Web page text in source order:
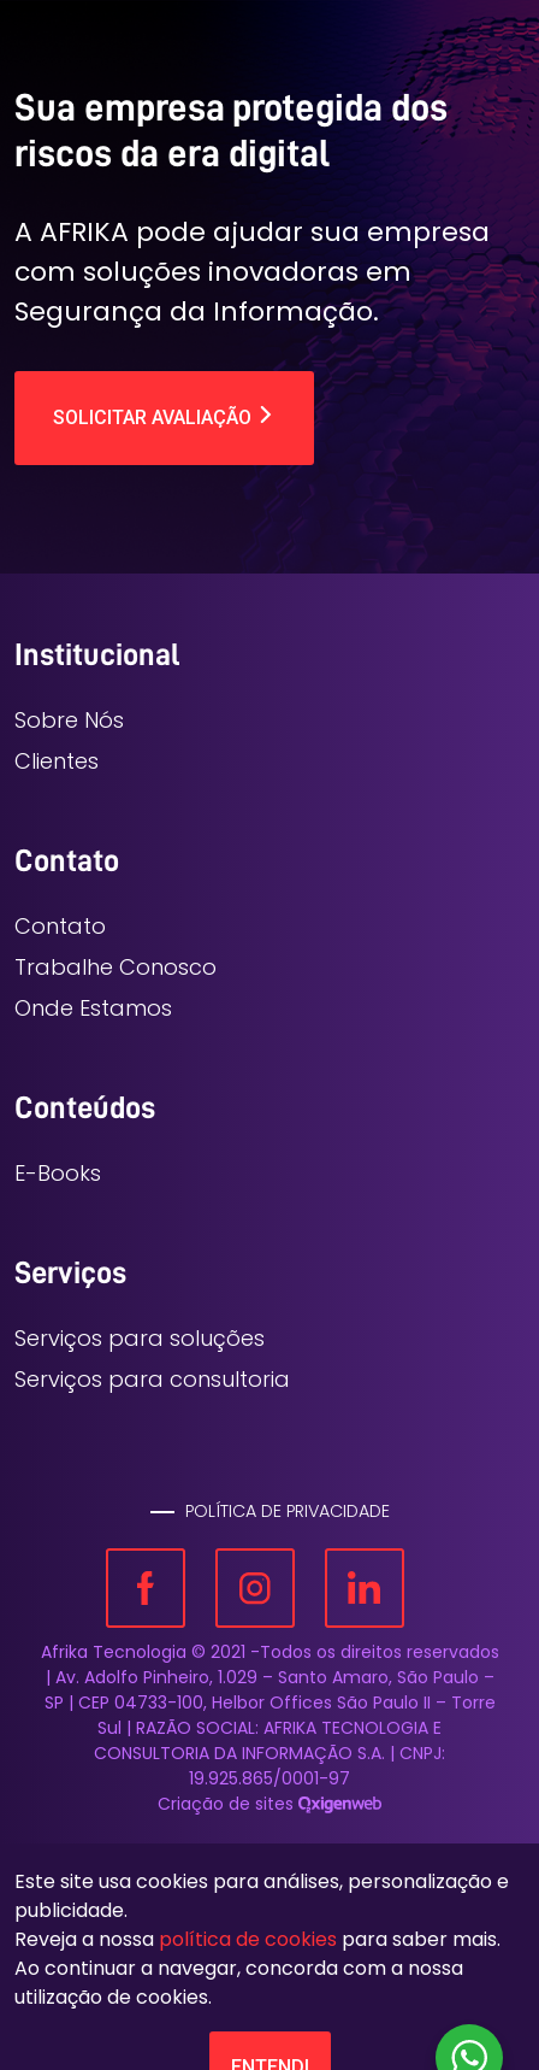
Sua empresa protegida dos
riscos da era digital
A AFRIKA pode ajudar sua empresa
com soluções inovadoras em
Segurança da Informação.
SOLICITAR AVALIAÇÃO
Institucional
Sobre Nós
Clientes
Contato
Contato
Trabalhe Conosco
Onde Estamos
Conteúdos
E-Books
Serviços
Serviços para soluções
Serviços para consultoria
POLÍTICA DE PRIVACIDADE
Afrika Tecnologia © 2021 -Todos os direitos reservados
| Av. Adolfo Pinheiro, 1.029 – Santo Amaro, São Paulo –
SP | CEP 04733-100, Helbor Offices São Paulo II – Torre
Sul | RAZÃO SOCIAL: AFRIKA TECNOLOGIA E
CONSULTORIA DA INFORMAÇÃO S.A. | CNPJ:
19.925.865/0001-97
Criação de sites
Este site usa cookies para análises, personalização e
publicidade.
Reveja a nossa política de cookies para saber mais.
Ao continuar a navegar, concorda com a nossa
utilização de cookies.